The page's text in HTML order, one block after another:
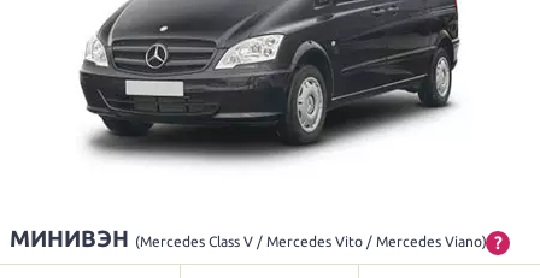
МИНИВЭН (Mercedes Class V / Mercedes Vito / Mercedes Viano) ?